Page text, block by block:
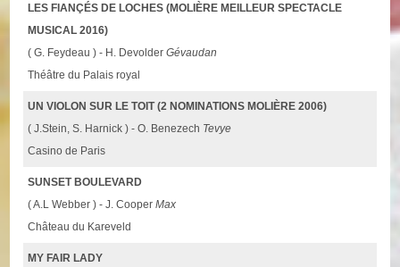
LES FIANÇÉS DE LOCHES (MOLIÈRE MEILLEUR SPECTACLE
MUSICAL 2016)
( G. Feydeau ) - H. DevolderGévaudan
Théâtre du Palais royal
UN VIOLON SUR LE TOIT (2 NOMINATIONS MOLIÈRE 2006)
( J.Stein, S. Harnick ) - O. Benezech Tevye
Casino de Paris
SUNSET BOULEVARD
( A.L Webber ) - J. CooperMax
Château du Kareveld
MY FAIR LADY